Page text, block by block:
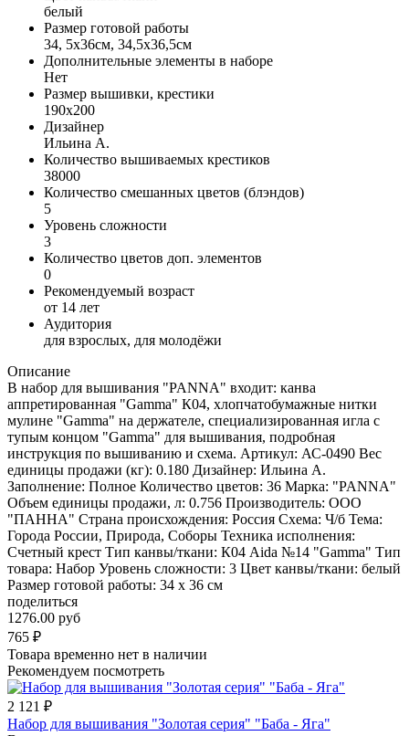
белый
Размер готовой работы
34, 5x36см, 34,5x36,5см
Дополнительные элементы в наборе
Нет
Размер вышивки, крестики
190x200
Дизайнер
Ильина А.
Количество вышиваемых крестиков
38000
Количество смешанных цветов (блэндов)
5
Уровень сложности
3
Количество цветов доп. элементов
0
Рекомендуемый возраст
от 14 лет
Аудитория
для взрослых, для молодёжи
Описание
В набор для вышивания "PANNA" входит: канва
аппретированная "Gamma" К04, хлопчатобумажные нитки
мулине "Gamma" на держателе, специализированная игла с
тупым концом "Gamma" для вышивания, подробная
инструкция по вышиванию и схема. Артикул: АС-0490 Вес
единицы продажи (кг): 0.180 Дизайнер: Ильина А.
Заполнение: Полное Количество цветов: 36 Марка: "PANNA"
Объем единицы продажи, л: 0.756 Производитель: ООО
"ПАННА" Страна происхождения: Россия Схема: Ч/б Тема:
Города России, Природа, Соборы Техника исполнения:
Счетный крест Тип канвы/ткани: К04 Aida №14 "Gamma" Тип
товара: Набор Уровень сложности: 3 Цвет канвы/ткани: белый
Размер готовой работы: 34 x 36 см
поделиться
1276.00 руб
765 ₽
Товара временно нет в наличии
Рекомендуем посмотреть
2 121 ₽
Набор для вышивания "Золотая серия" "Баба - Яга"